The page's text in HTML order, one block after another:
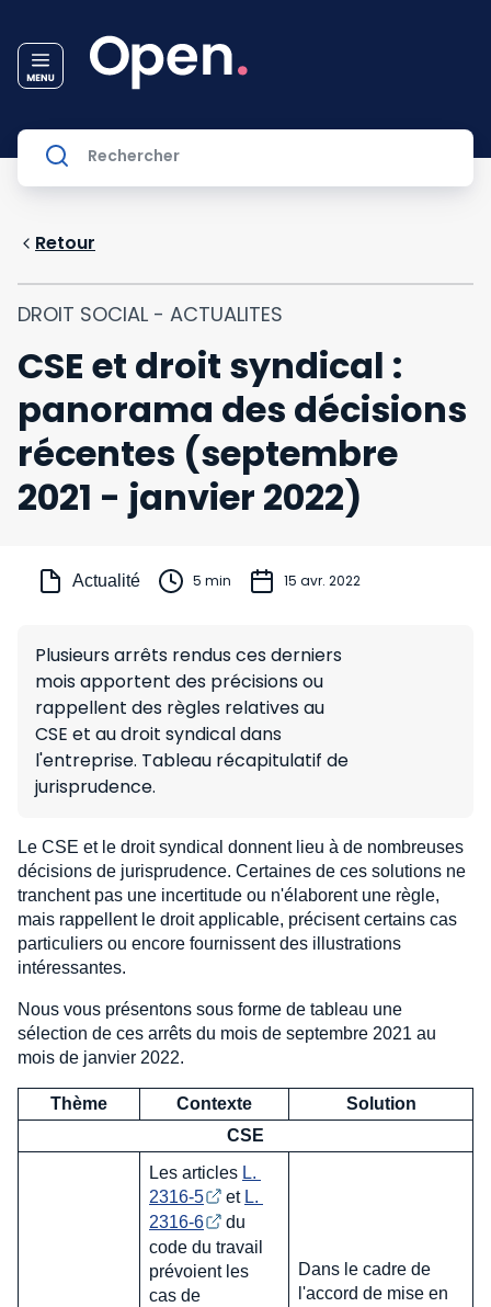
Retour
DROIT SOCIAL - ACTUALITES
CSE et droit syndical :
panorama des décisions
récentes (septembre
2021 - janvier 2022)
Actualité 5 min 15 avr. 2022
Plusieurs arrêts rendus ces derniers
mois apportent des précisions ou
rappellent des règles relatives au
CSE et au droit syndical dans
l'entreprise. Tableau récapitulatif de
jurisprudence.
Le CSE et le droit syndical donnent lieu à de nombreuses
décisions de jurisprudence. Certaines de ces solutions ne
tranchent pas une incertitude ou n'élaborent une règle,
mais rappellent le droit applicable, précisent certains cas
particuliers ou encore fournissent des illustrations
intéressantes.
Nous vous présentons sous forme de tableau une
sélection de ces arrêts du mois de septembre 2021 au
mois de janvier 2022.
Thème Contexte
Solution
CSE
Les articles L.
2316-5
et L.
2316-6
du
code du travail
prévoient les
cas de
Dans le cadre de
l'accord de mise en